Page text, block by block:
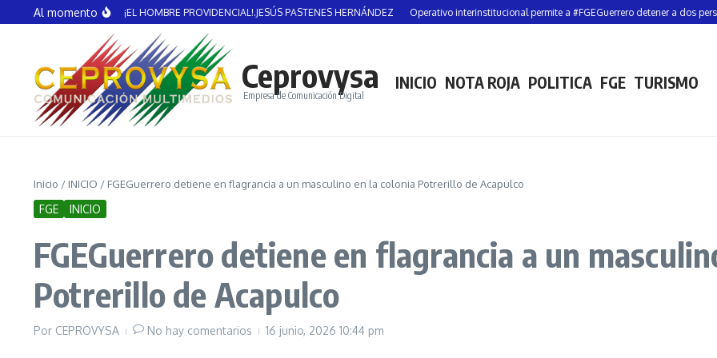
Saltar al contenido
Al momento
GUERRERO: ¡EL HOMBRE PROVIDENCIAL!.JESÚS PASTENES HERNÁNDEZ Operativo interinstitucional permite a #FGEGuerrero detener a dos personas
Ceprovysa
Empresa de Comunicación Digital
INICIO NOTA ROJA POLITICA FGE TURISMO
Inicio / INICIO / FGEGuerrero detiene en flagrancia a un masculino en la colonia Potrerillo de Acapulco
FGE INICIO
FGEGuerrero detiene en flagrancia a un
Potrerillo de Acapulco
Por CEPROVYSA No hay comentarios 16 junio, 2026 10:44 pm